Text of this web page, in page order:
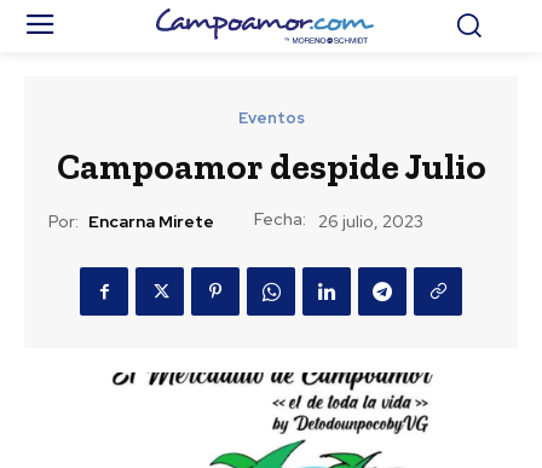
Eventos
Campoamor despide Julio
Por: Encarna Mirete Fecha: 26 julio, 2023